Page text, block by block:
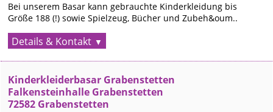
Bei unserem Basar kann gebrauchte Kinderkleidung bis
Größe 188 (!) sowie Spielzeug, Bücher und Zubeh&oum..
Details & Kontakt
Kinderkleiderbasar Grabenstetten
Falkensteinhalle Grabenstetten
72582 Grabenstetten